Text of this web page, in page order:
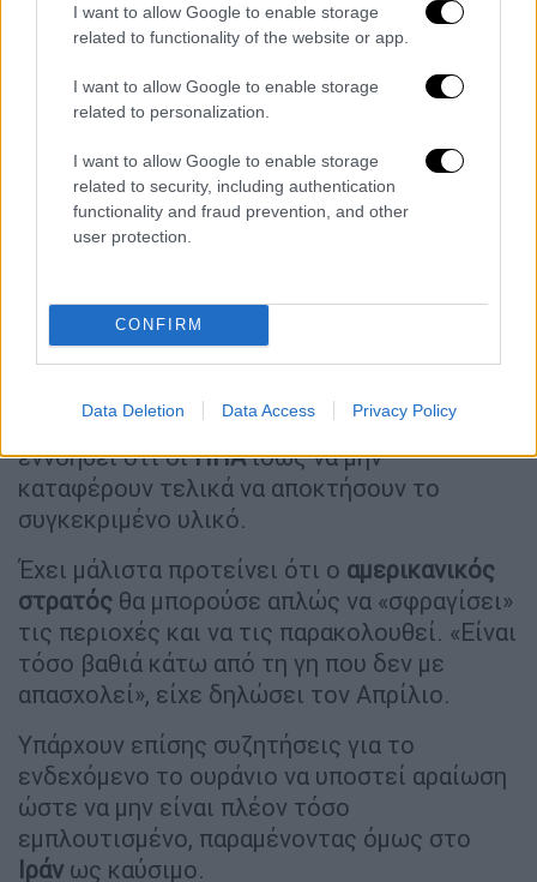
I want to allow Google to enable storage
related to functionality of the website or app.
I want to allow Google to enable storage
related to personalization.
I want to allow Google to enable storage
related to security, including authentication
functionality and fraud prevention, and other
user protection.
CONFIRM
Data Deletion Data Access Privacy Policy
Τραμπέχει επανειλημμένα αφήσει να
εννοηθεί ότι οιΗΠΑίσως να μην
καταφέρουν τελικά να αποκτήσουν το
συγκεκριμένο υλικό.
Έχει μάλιστα προτείνει ότι ο αμερικανικός
στρατός θα μπορούσε απλώς να «σφραγίσει»
τις περιοχές και να τις παρακολουθεί. «Είναι
τόσο βαθιά κάτω από τη γη που δεν με
απασχολεί», είχε δηλώσει τον Απρίλιο.
Υπάρχουν επίσης συζητήσεις για το
ενδεχόμενο το ουράνιο να υποστεί αραίωση
ώστε να μην είναι πλέον τόσο
εμπλουτισμένο, παραμένοντας όμως στο
Ιράν ως καύσιμο.